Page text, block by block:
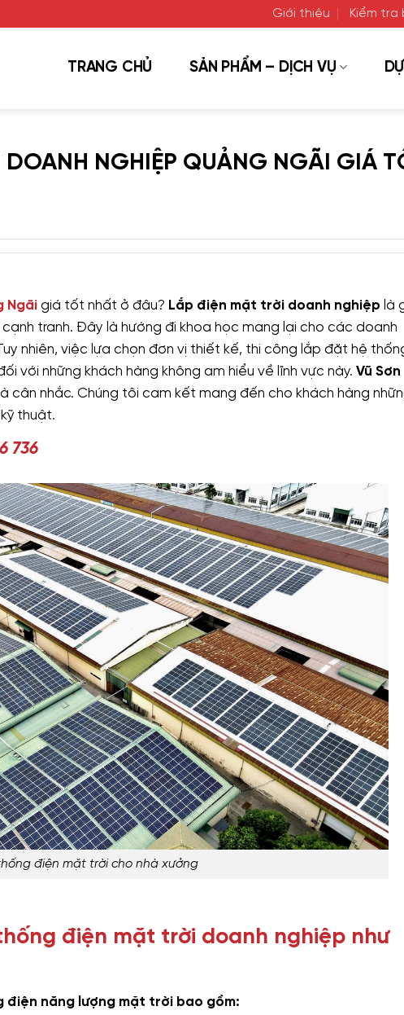
Giới thiệu Kiểm tra
TRANG CHỦ SẢN PHẨM – DỊCH VỤ
NGHIỆP QUẢNG NGÃI GIÁ
Ngãi giá tốt nhất ở đâu? Lắp điện mặt trời doanh nghiệp là
tranh. Đây là hướng đi khoa học mang lại cho các doanh
nhiên, việc lựa chọn đơn vị thiết kế, thi công lắp đặt hệ
với những khách hàng không am hiểu về lĩnh vực này. Vũ Sơn
cân nhắc. Chúng tôi cam kết mang đến cho khách hàng
thuật.
736
điện mặt trời cho nhà xưởng
điện mặt trời doanh nghiệp như
năng lượng mặt trời bao gồm: